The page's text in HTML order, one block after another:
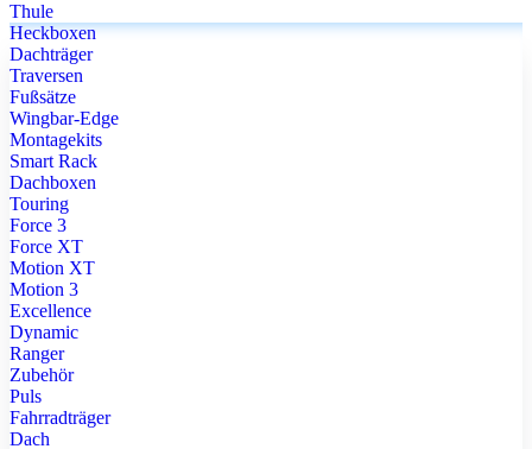
Thule
Heckboxen
Dachträger
Traversen
Fußsätze
Wingbar-Edge
Montagekits
Smart Rack
Dachboxen
Touring
Force 3
Force XT
Motion XT
Motion 3
Excellence
Dynamic
Ranger
Zubehör
Puls
Fahrradträger
Dach